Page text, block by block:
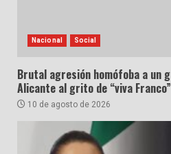
Nacional Social
Brutal agresión homófoba a un
Alicante al grito de “viva Franco”
10 de agosto de 2026